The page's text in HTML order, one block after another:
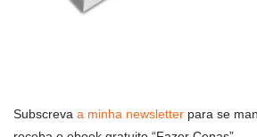
Subscreva a minha newsletter para se